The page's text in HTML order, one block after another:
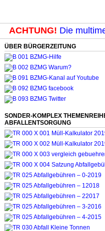
ACHTUNG!Die
ÜBER BÜRGERZEITUNG
SONDER-KOMPLEX
ABFALLENTSORGUNG